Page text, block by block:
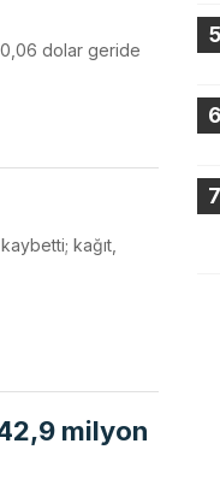
0,06 dolar geride
kağıt,
milyon